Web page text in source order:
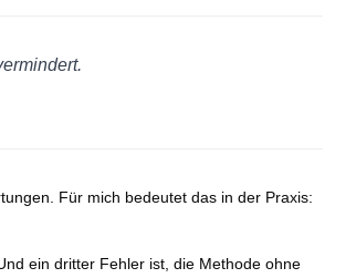
Für mich bedeutet das in der Praxis:
ein dritter Fehler ist, die Methode ohne